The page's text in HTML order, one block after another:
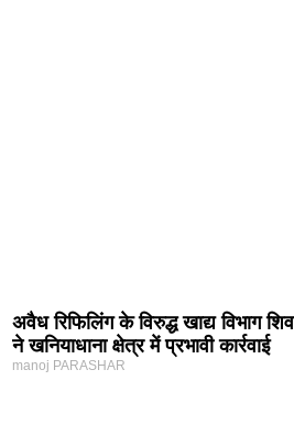
अवैध रिफिलिंग के विरुद्ध खाद्य विभाग
ने खनियाधाना क्षेत्र में प्रभावी कार्रवाई
manoj PARASHAR